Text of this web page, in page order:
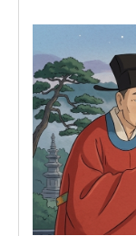
불구하고 결국
처리하라.기울어
말인가? 나는 정사